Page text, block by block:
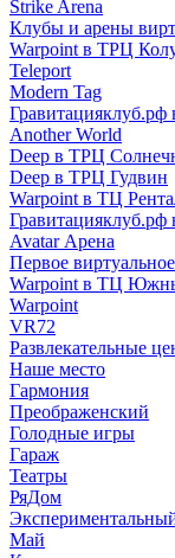
Strike Arena
Клубы и арены
Warpoint в ТРЦ
Teleport
Modern Tag
Another World
Deep в ТРЦ
Deep в ТРЦ Гудвин
Warpoint в ТЦ
Гравитацияклуб.рф
Avatar Арена
Первое виртуальное
Warpoint в ТЦ
Warpoint
VR72
Развлекательные
Наше место
Гармония
Преображенский
Голодные игры
Гараж
Театры
РяДом
Май